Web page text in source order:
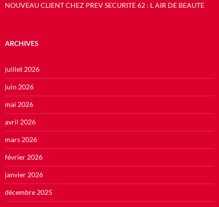
NOUVEAU CLIENT CHEZ PREV SECURITE 62 : L AIR DE BEAUTE
ARCHIVES
juillet 2026
juin 2026
mai 2026
avril 2026
mars 2026
février 2026
janvier 2026
décembre 2025